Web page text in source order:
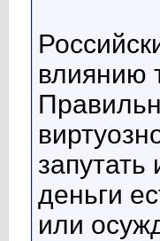
влиянию
деньги
или